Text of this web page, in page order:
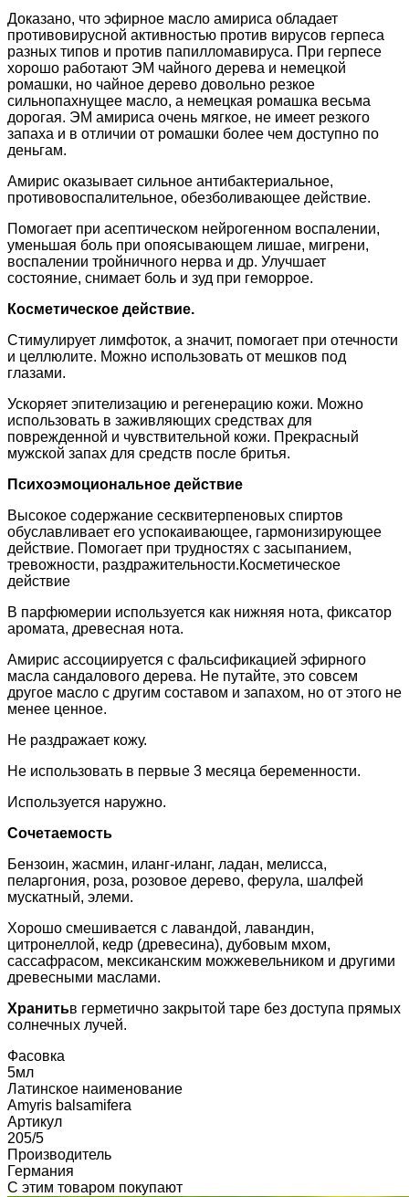
Доказано, что эфирное масло амириса обладает
противовирусной активностью против вирусов герпеса
разных типов и против папилломавируса. При герпесе
хорошо работают ЭМ чайного дерева и немецкой
ромашки, но чайное дерево довольно резкое
сильнопахнущее масло, а немецкая ромашка весьма
дорогая. ЭМ амириса очень мягкое, не имеет резкого
запаха и в отличии от ромашки более чем доступно по
деньгам.
Амирис оказывает сильное антибактериальное,
противовоспалительное, обезболивающее действие.
Помогает при асептическом нейрогенном воспалении,
уменьшая боль при опоясывающем лишае, мигрени,
воспалении тройничного нерва и др. Улучшает
состояние, снимает боль и зуд при геморрое.
Косметическое действие.
Стимулирует лимфоток, а значит, помогает при отечности
и целлюлите. Можно использовать от мешков под
глазами.
Ускоряет эпителизацию и регенерацию кожи. Можно
использовать в заживляющих средствах для
поврежденной и чувствительной кожи. Прекрасный
мужской запах для средств после бритья.
Психоэмоциональное действие
Высокое содержание сесквитерпеновых спиртов
обуславливает его успокаивающее, гармонизирующее
действие. Помогает при трудностях с засыпанием,
тревожности, раздражительности.Косметическое
действие
В парфюмерии используется как нижняя нота, фиксатор
аромата, древесная нота.
Амирис ассоциируется с фальсификацией эфирного
масла сандалового дерева. Не путайте, это совсем
другое масло с другим составом и запахом, но от этого не
менее ценное.
Не раздражает кожу.
Не использовать в первые 3 месяца беременности.
Используется наружно.
Сочетаемость
Бензоин, жасмин, иланг-иланг, ладан, мелисса,
пеларгония, роза, розовое дерево, ферула, шалфей
мускатный, элеми.
Хорошо смешивается с лавандой, лавандин,
цитронеллой, кедр (древесина), дубовым мхом,
сассафрасом, мексиканским можжевельником и другими
древесными маслами.
Хранитьв герметично закрытой таре без доступа прямых
солнечных лучей.
Фасовка
5мл
Латинское наименование
Amyris balsamifera
Артикул
205/5
Производитель
Германия
С этим товаром покупают